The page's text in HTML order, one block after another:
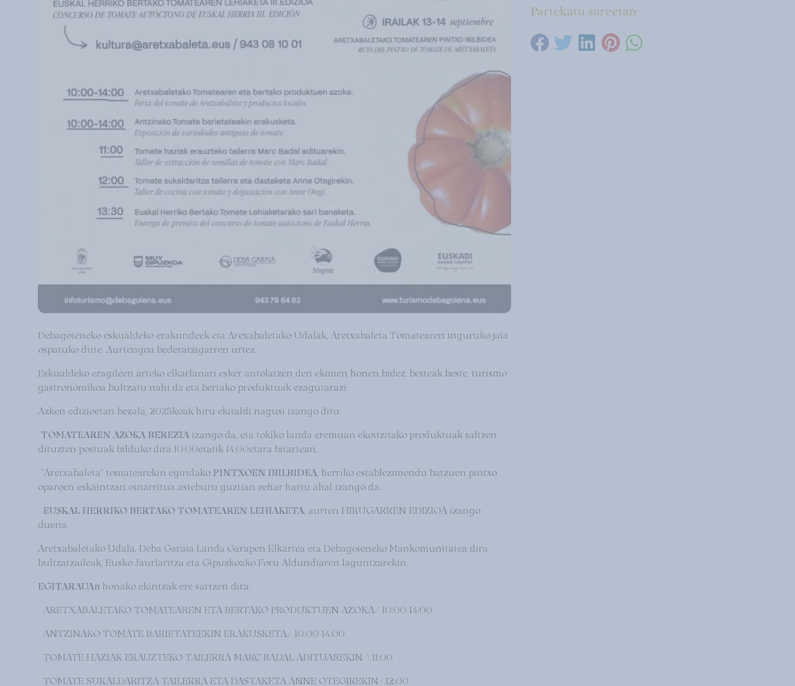
Debagoieneko eskualdeko erakundeek eta Arexabaletako Udalak, Aretxabaleta Tomatearen inguruko jaia
ospatuko dute. Aurtengoa bederatzigarren urtez.
Eskualdeko eragileen arteko elkarlanari esker antolatzen den ekimen honen bidez, besteak beste, turismo
gastronomikoa bultzatu nahi da eta bertako produktuak ezagutarazi.
Azken edizioetan bezala, 2025koak hiru ekitaldi nagusi izango ditu:
TOMATEAREN AZOKA BEREZIA izango da, eta tokiko landa eremuan ekoitzitako produktuak saltzen
dituzten postuak bilduko dira 10:00etatik 14:00etara bitartean.
-"Aretxabaleta" tomatearekin egindako PINTXOEN IBILBIDEA, herriko establezimendu batzuen pintxo
oparoen eskaintzan oinarritua asteburu guztian zehar hartu ahal izango da.
EUSKAL HERRIKO BERTAKO TOMATEAREN LEHIAKETA, aurten HIRUGARREN EDIZIOA izango
duena.
Aretxabaletako Udala, Deba Garaia Landa Garapen Elkartea eta Debagoieneko Mankomunitatea dira
bultzatzaileak, Eusko Jaurlaritza eta Gipuzkoako Foru Aldundiaren laguntzarekin.
EGITARAUAn honako ekintzak ere sartzen dira:
- ARETXABALETAKO TOMATEAREN ETA BERTAKO PRODUKTUEN AZOKA/ 10:00-14:00
- ANTZINAKO TOMATE BARIETATEEKIN ERAKUSKETA/ 10:00-14:00
- TOMATE HAZIAK ERAUZTEKO TAILERRA MARC BADAL ADITUAREKIN/: 11:00
- TOMATE SUKALDARITZA TAILERRA ETA DASTAKETA ANNE OTEGIREKIN/.12:00
Partekatu sareetan